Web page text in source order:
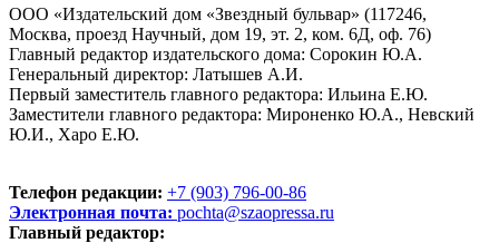
ООО «Издательский дом «Звездный бульвар» (117246,
Москва, проезд Научный, дом 19, эт. 2, ком. 6Д, оф. 76)
Главный редактор издательского дома: Сорокин Ю.А.
Генеральный директор: Латышев А.И.
Первый заместитель главного редактора: Ильина Е.Ю.
Заместители главного редактора: Мироненко Ю.А., Невский
Ю.И., Харо Е.Ю.
Телефон редакции: +7 (903) 796-00-86
Электронная почта: pochta@szaopressa.ru
Главный редактор: